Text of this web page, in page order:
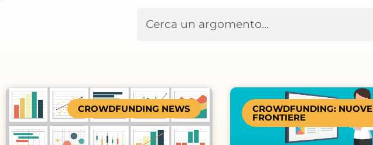
CROWDFUNDING NEWS CROWDFUNDING: NUOVE
FRONTIERE